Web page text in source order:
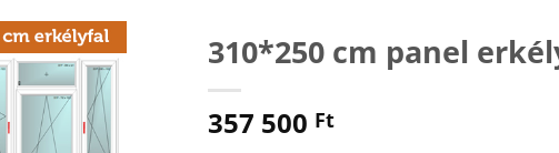
310*250 cm panel
357 500 Ft